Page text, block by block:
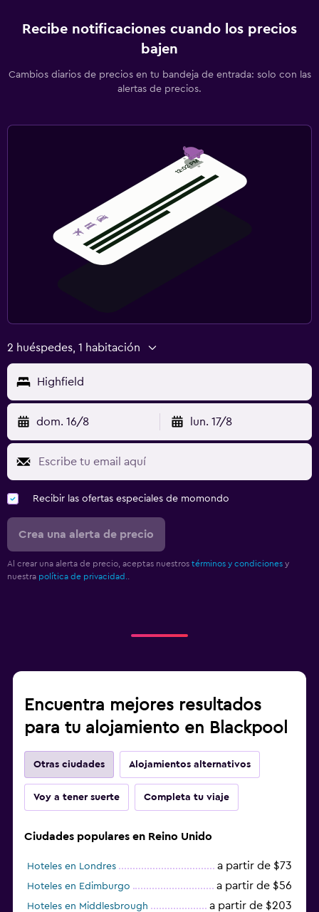
Recibe notificaciones cuando los precios
bajen
Cambios diarios de precios en tu bandeja de entrada: solo con las
alertas de precios.
2 huéspedes, 1 habitación
Highfield
dom. 16/8 lun. 17/8
Recibir las ofertas especiales de momondo
Crea una alerta de precio
Al crear una alerta de precio, aceptas nuestros términos y condiciones y
nuestra política de privacidad.
Encuentra mejores resultados
para tu alojamiento en Blackpool
Otras ciudades Alojamientos alternativos
Voy a tener suerte Completa tu viaje
Ciudades populares en Reino Unido
Hoteles en Londres a partir de $73
Hoteles en Edimburgo a partir de $56
Hoteles en Middlesbrough a partir de $203